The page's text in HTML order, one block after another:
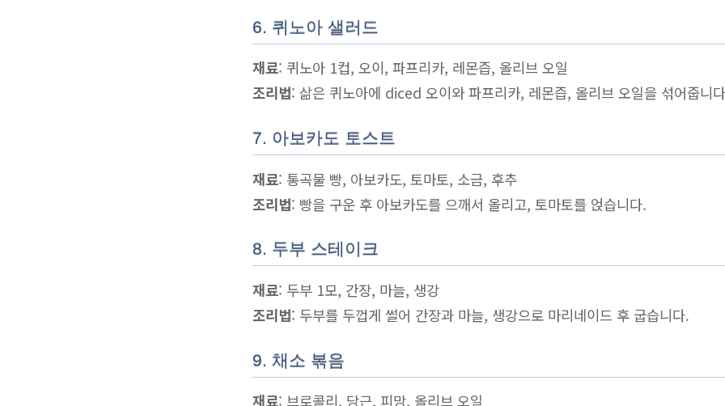
6. 퀴노아 샐러드
재료: 퀴노아 1컵, 오이, 파프리카, 레몬즙, 올리브 오일
조리법: 삶은 퀴노아에 diced 오이와 파프리카, 레몬즙, 올리브 오일을 섞어줍니
7. 아보카도 토스트
재료: 통곡물 빵, 아보카도, 토마토, 소금, 후추
조리법: 빵을 구운 후 아보카도를 으깨서 올리고, 토마토를 얹습니다.
8. 두부 스테이크
재료: 두부 1모, 간장, 마늘, 생강
조리법: 두부를 두껍게 썰어 간장과 마늘, 생강으로 마리네이드 후 굽습니다.
9. 채소 볶음
재료: 브로콜리, 당근, 피망, 올리브 오일